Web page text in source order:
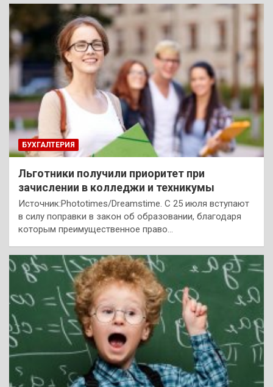
БУХГАЛТЕРИЯ
Льготники получили приоритет при
зачислении в колледжи и техникумы
Источник:Phototimes/Dreamstime. С 25 июля вступают
в силу поправки в закон об образовании, благодаря
которым преимущественное право…